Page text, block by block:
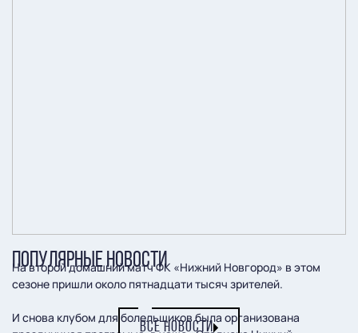
На второй домашний матч ФК «Нижний Новгород» в этом
сезоне пришли около пятнадцати тысяч зрителей.
И снова клубом для болельщиков была организована
ПОПУЛЯРНЫЕ НОВОСТИ
ВСЕ НОВОСТИ